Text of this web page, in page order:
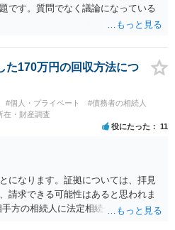
です。質問でなく議論になっている
た170万円の回収方法につ
#個人・プライベート
#債務者の相続人
在・財産調査
役にたった 11
になります。証拠については、拝見
請求できる可能性はあると思われま
方の相続人に法定相続分に応じて請